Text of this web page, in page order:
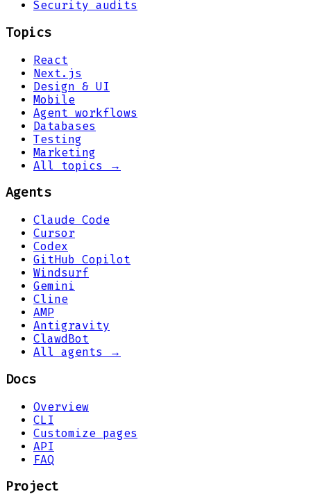
Security audits
Topics
React
Next.js
Design & UI
Mobile
Agent workflows
Databases
Testing
Marketing
All topics →
Agents
Claude Code
Cursor
Codex
GitHub Copilot
Windsurf
Gemini
Cline
AMP
Antigravity
ClawdBot
All agents →
Docs
Overview
CLI
Customize pages
API
FAQ
Project